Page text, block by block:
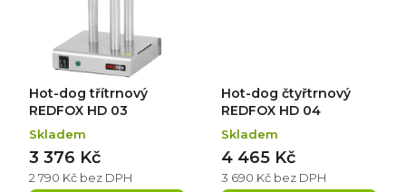
Hot-dog třítrnový
REDFOX HD 03
Skladem
2 790 Kč bez DPH
3 376 Kč
Hot-dog čtyřtrnový
REDFOX HD 04
Skladem
3 690 Kč bez DPH
4 465 Kč